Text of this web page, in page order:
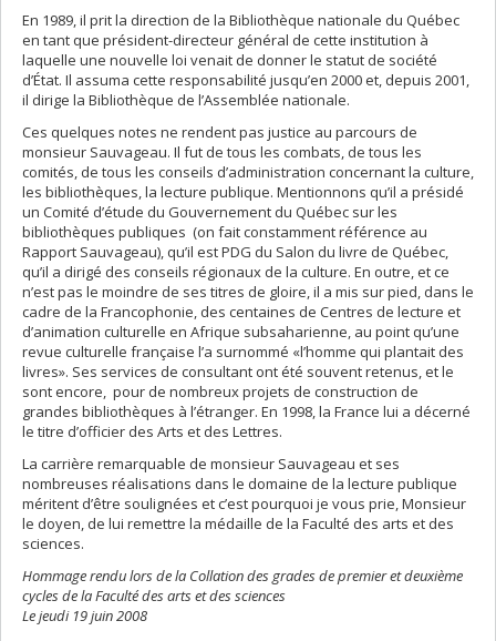
En 1989, il prit la direction de la Bibliothèque nationale du Québec
en tant que président-directeur général de cette institution à
laquelle une nouvelle loi venait de donner le statut de société
d’État. Il assuma cette responsabilité jusqu’en 2000 et, depuis 2001,
il dirige la Bibliothèque de l’Assemblée nationale.
Ces quelques notes ne rendent pas justice au parcours de
monsieur Sauvageau. Il fut de tous les combats, de tous les
comités, de tous les conseils d’administration concernant la culture,
les bibliothèques, la lecture publique. Mentionnons qu’il a présidé
un Comité d’étude du Gouvernement du Québec sur les
bibliothèques publiques (on fait constamment référence au
Rapport Sauvageau), qu’il est PDG du Salon du livre de Québec,
qu’il a dirigé des conseils régionaux de la culture. En outre, et ce
n’est pas le moindre de ses titres de gloire, il a mis sur pied, dans le
cadre de la Francophonie, des centaines de Centres de lecture et
d’animation culturelle en Afrique subsaharienne, au point qu’une
revue culturelle française l’a surnommé «l’homme qui plantait des
livres». Ses services de consultant ont été souvent retenus, et le
sont encore, pour de nombreux projets de construction de
grandes bibliothèques à l’étranger. En 1998, la France lui a décerné
le titre d’officier des Arts et des Lettres.
La carrière remarquable de monsieur Sauvageau et ses
nombreuses réalisations dans le domaine de la lecture publique
méritent d’être soulignées et c’est pourquoi je vous prie, Monsieur
le doyen, de lui remettre la médaille de la Faculté des arts et des
sciences.
Hommage rendu lors de la Collation des grades de premier et deuxième
cycles de la Faculté des arts et des sciences
Le jeudi 19 juin 2008